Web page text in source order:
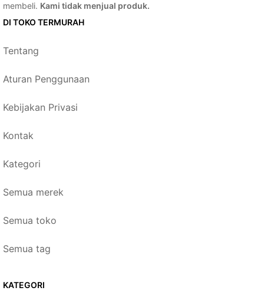
membeli. Kami tidak menjual produk.
DI TOKO TERMURAH
Tentang
Aturan Penggunaan
Kebijakan Privasi
Kontak
Kategori
Semua merek
Semua toko
Semua tag
KATEGORI